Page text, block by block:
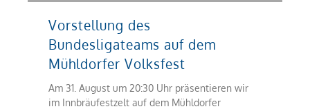
Vorstellung des
Bundesligateams auf dem
Mühldorfer Volksfest
Am 31. August um 20:30 Uhr präsentieren wir
im Innbräufestzelt auf dem Mühldorfer